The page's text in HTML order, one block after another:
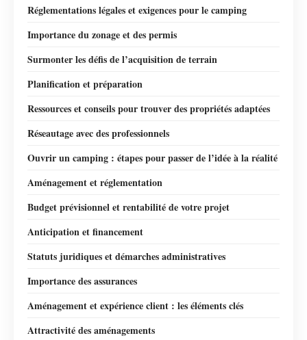
Réglementations légales et exigences pour le camping
Importance du zonage et des permis
Surmonter les défis de l’acquisition de terrain
Planification et préparation
Ressources et conseils pour trouver des propriétés adaptées
Réseautage avec des professionnels
Ouvrir un camping : étapes pour passer de l’idée à la réalité
Aménagement et réglementation
Budget prévisionnel et rentabilité de votre projet
Anticipation et financement
Statuts juridiques et démarches administratives
Importance des assurances
Aménagement et expérience client : les éléments clés
Attractivité des aménagements